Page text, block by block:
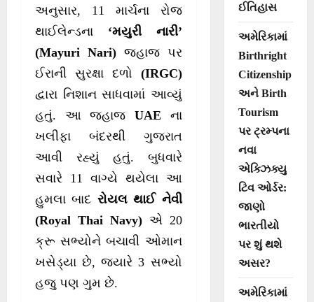
અનુસાર, 11 માર્ચના રોજ
થાઈલેન્ડના ‘મયુરી નારી’
(Mayuri Nari)જહાજ પર
ઈરાની સુરક્ષા દળો (IRGC)
દ્વારા નિશાન સાધવામાં આવ્યું
હતું. આ જહાજ UAE ના
ખલીફા બંદરથી ગુજરાત
આવી રહ્યું હતું. બુધવારે
સવારે 11 વાગ્યે થયેલા આ
હુમલા બાદ રોયલ થાઈ નેવી
(Royal Thai Navy)એ 20
ક્રૂ સભ્યોને બચાવી ઓમાન
ખસેડ્યા છે, જ્યારે 3 સભ્યો
હજુ પણ ગુમ છે.
ઈતિહાસ
અમેરિકામાં
Birthright
Citizenship
અને Birth
Tourism
પર ટ્રમ્પના
નવા
એક્ઝિક્યુ
ટિવ ઓર્ડર:
જાણો
ભારતીયો
પર શું થશે
અસર?
અમેરિકામાં